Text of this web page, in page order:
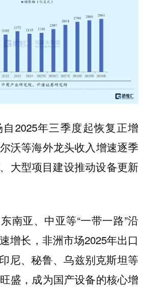
2025年三季度起恢复正增
沃等海外龙头收入增速逐季
大型项目建设推动设备更新
南亚、中亚等“一带一路”沿
增长，非洲市场2025年出口
尼、秘鲁、乌兹别克斯坦等
盛，成为国产设备的核心增